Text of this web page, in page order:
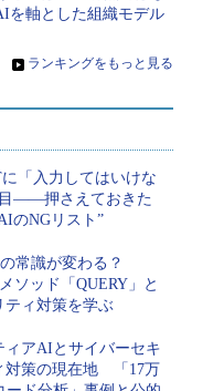
軸とした組織モデル
» ランキングをもっと見る
に「入力してはいけな
――押さえておきた
のNGリスト”
常識が変わる？
ソッド「QUERY」と
ティ対策を学ぶ
ィアAIとサイバーセキ
対策の現在地 「17万